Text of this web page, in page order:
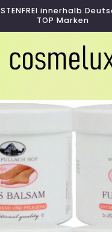
innerhalb
TOP Marken